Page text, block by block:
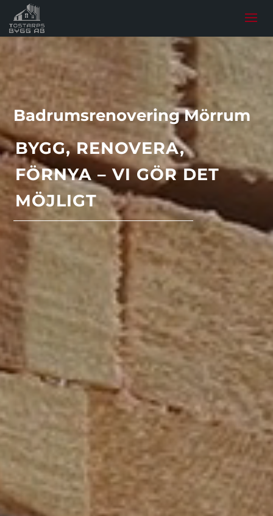
Badrumsrenovering Mörrum
BYGG, RENOVERA,
FÖRNYA – VI GÖR DET
MÖJLIGT